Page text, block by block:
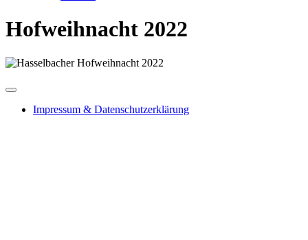
Hofweihnacht 2022
Impressum & Datenschutzerklärung